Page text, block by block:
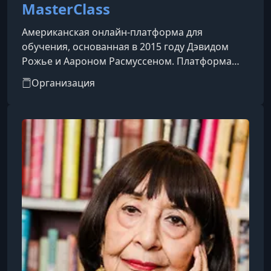
MasterClass
Американская онлайн-платформа для
обучения, основанная в 2015 году Дэвидом
Рожье и Аароном Расмуссеном. Платформа
предоставляет доступ к видеокурсам,
созданным и представленным мировыми
областях.​Особенности
платформы:Преподаватели: Среди
инструкторов — известные личности, такие как
Гордон Рамзи (кулинария), Маргарет Этвуд
(писательство), Мартин Скорсезе
(кинорежиссура), Серена Уильямс (теннис),
Ханс Циммер
Организация